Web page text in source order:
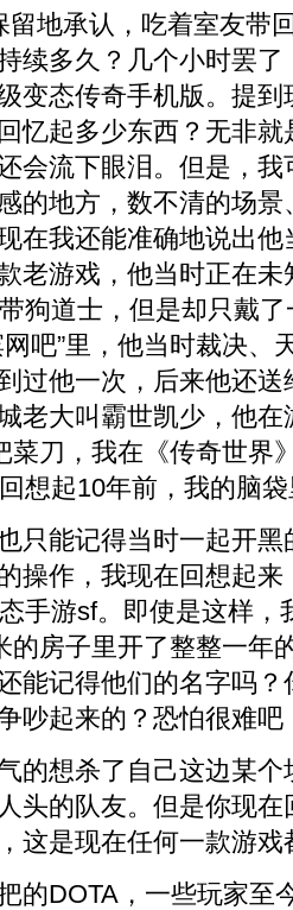
留地承认，吃着室友带
续多久？几个小时罢
变态传奇手机版。提到
忆起多少东西？无非
会流下眼泪。但是，
的地方，数不清的场
在我还能准确地说出
老游戏，他当时正在
狗道士，但是却只戴
吧”里，他当时裁决、
过他一次，后来他还
老大叫霸世凯少，他
菜刀，我在《传奇世界
想起10年前，我的脑
只能记得当时一起开
操作，我现在回想起
手游sf。即使是这样，
的房子里开了整整一年
能记得他们的名字吗
吵起来的？恐怕很难吧
的想杀了自己这边某
头的队友。但是你现
这是现在任何一款游
的DOTA，一些玩家至